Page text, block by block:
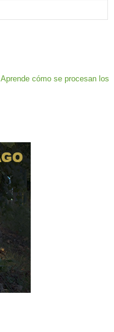
Aprende cómo se procesan los